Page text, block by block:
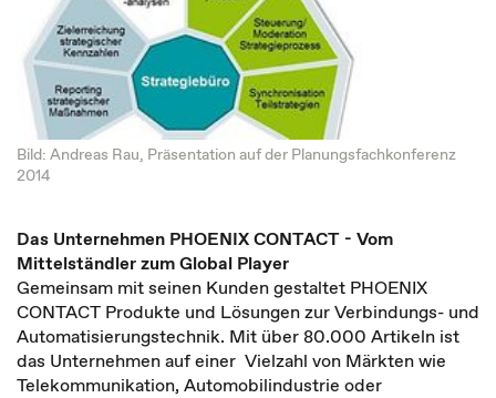
Bild: Andreas Rau, Präsentation auf der Planungsfachkonferenz
2014
Das Unternehmen PHOENIX CONTACT - Vom
Mittelständler zum Global Player
Gemeinsam mit seinen Kunden gestaltet PHOENIX
CONTACT Produkte und Lösungen zur Verbindungs- und
Automatisierungstechnik. Mit über 80.000 Artikeln ist
das Unternehmen auf einer Vielzahl von Märkten wie
Telekommunikation, Automobilindustrie oder